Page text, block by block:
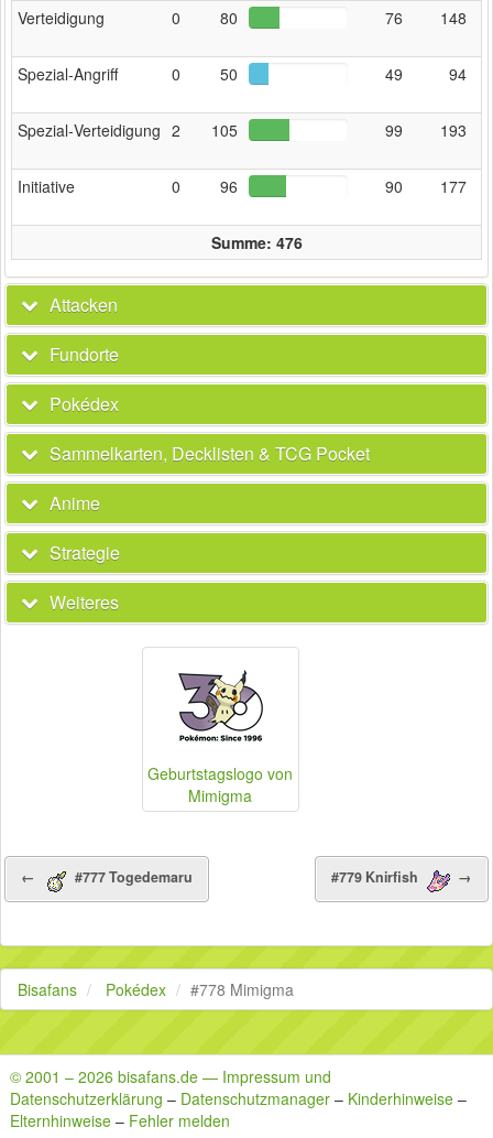
Verteidigung 0 80 76 148
Spezial‑Angriff 0 50 49 94
Spezial‑Verteidigung 2 105 99 193
Initiative 0 96 90 177
Summe: 476
Attacken
Fundorte
Pokédex
Sammelkarten, Decklisten & TCG Pocket
Anime
Strategie
Weiteres
Geburtstagslogo von
Mimigma
← #777 Togedemaru #779 Knirfish →
Bisafans Pokédex #778 Mimigma
© 2001 – 2026 bisafans.de — Impressum und
Datenschutzerklärung – Datenschutzmanager – Kinderhinweise –
Elternhinweise – Fehler melden